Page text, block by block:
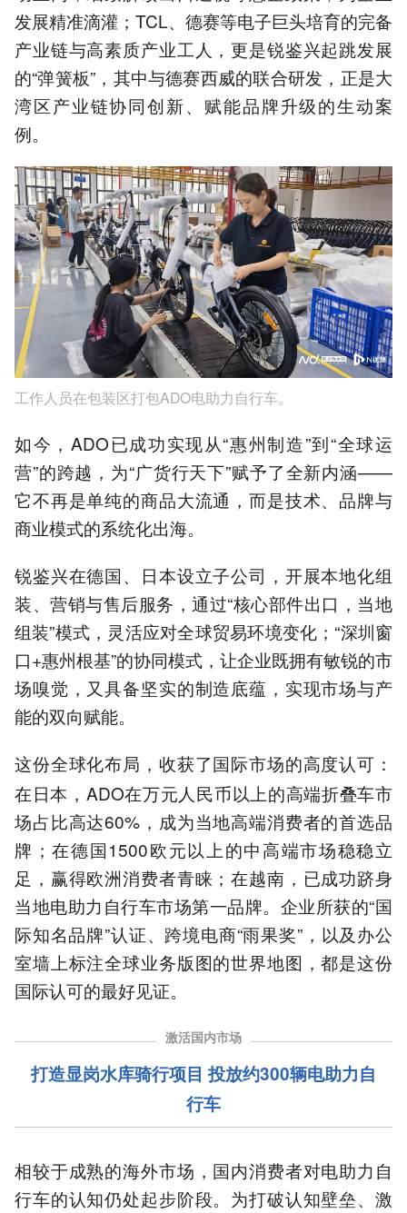
发展精准滴灌；TCL、德赛等电子巨头培育的完备
产业链与高素质产业工人，更是锐鉴兴起跳发展
的“弹簧板”，其中与德赛西威的联合研发，正是大
湾区产业链协同创新、赋能品牌升级的生动案
例。
工作人员在包装区打包ADO电助力自行车。
如今，ADO已成功实现从“惠州制造”到“全球运
营”的跨越，为“广货行天下”赋予了全新内涵——
它不再是单纯的商品大流通，而是技术、品牌与
商业模式的系统化出海。
锐鉴兴在德国、日本设立子公司，开展本地化组
装、营销与售后服务，通过“核心部件出口，当地
组装”模式，灵活应对全球贸易环境变化；“深圳窗
口+惠州根基”的协同模式，让企业既拥有敏锐的市
场嗅觉，又具备坚实的制造底蕴，实现市场与产
能的双向赋能。
这份全球化布局，收获了国际市场的高度认可 ：
在日本，ADO在万元人民币以上的高端折叠车市
场占比高达60%，成为当地高端消费者的首选品
牌；在德国1500欧元以上的中高端市场稳稳立
足，赢得欧洲消费者青睐；在越南，已成功跻身
当地电助力自行车市场第一品牌。企业所获的“国
际知名品牌”认证、跨境电商“雨果奖”，以及办公
室墙上标注全球业务版图的世界地图，都是这份
国际认可的最好见证。
激活国内市场
打造显岗水库骑行项目 投放约300辆电助力自
行车
相较于成熟的海外市场，国内消费者对电助力自
行车的认知仍处起步阶段。为打破认知壁垒、激